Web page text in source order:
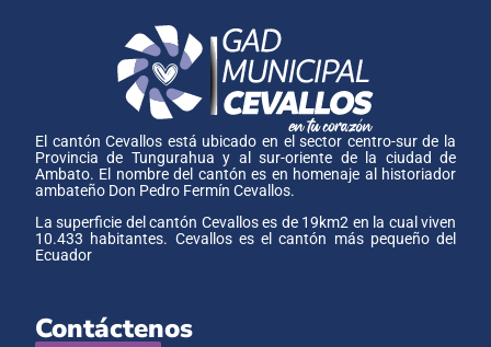
El cantón Cevallos está ubicado en el sector centro-sur de la
Provincia de Tungurahua y al sur-oriente de la ciudad de
Ambato. El nombre del cantón es en homenaje al historiador
ambateño Don Pedro Fermín Cevallos.
La superficie del cantón Cevallos es de 19km2 en la cual viven
10.433 habitantes. Cevallos es el cantón más pequeño del
Ecuador
Contáctenos